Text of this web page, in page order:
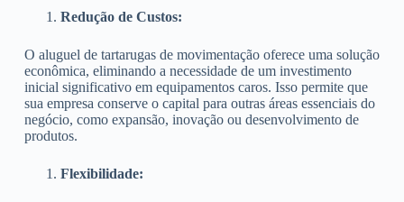
Redução de Custos:
O aluguel de tartarugas de movimentação oferece uma solução
econômica, eliminando a necessidade de um investimento
inicial significativo em equipamentos caros. Isso permite que
sua empresa conserve o capital para outras áreas essenciais do
negócio, como expansão, inovação ou desenvolvimento de
produtos.
Flexibilidade: